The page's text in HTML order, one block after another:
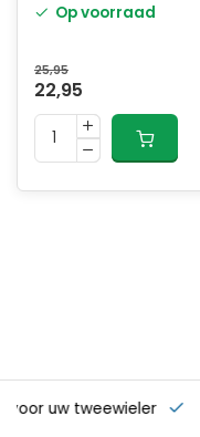
Op voorraad
25,95
22,95
voor uw tweewieler